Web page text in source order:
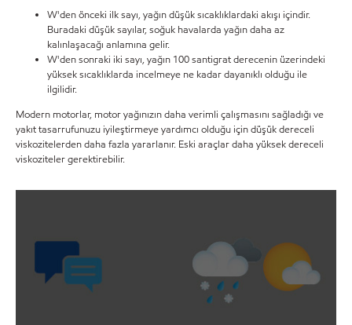
W'den önceki ilk sayı, yağın düşük sıcaklıklardaki akışı içindir.
Buradaki düşük sayılar, soğuk havalarda yağın daha az
kalınlaşacağı anlamına gelir.
W'den sonraki iki sayı, yağın 100 santigrat derecenin üzerindeki
yüksek sıcaklıklarda incelmeye ne kadar dayanıklı olduğu ile
ilgilidir.
Modern motorlar, motor yağınızın daha verimli çalışmasını sağladığı ve
yakıt tasarrufunuzu iyileştirmeye yardımcı olduğu için düşük dereceli
viskozitelerden daha fazla yararlanır. Eski araçlar daha yüksek dereceli
viskoziteler gerektirebilir.